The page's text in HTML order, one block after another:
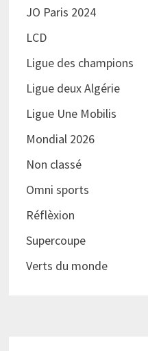
JO Paris 2024
LCD
Ligue des champions
Ligue deux Algérie
Ligue Une Mobilis
Mondial 2026
Non classé
Omni sports
Réflèxion
Supercoupe
Verts du monde